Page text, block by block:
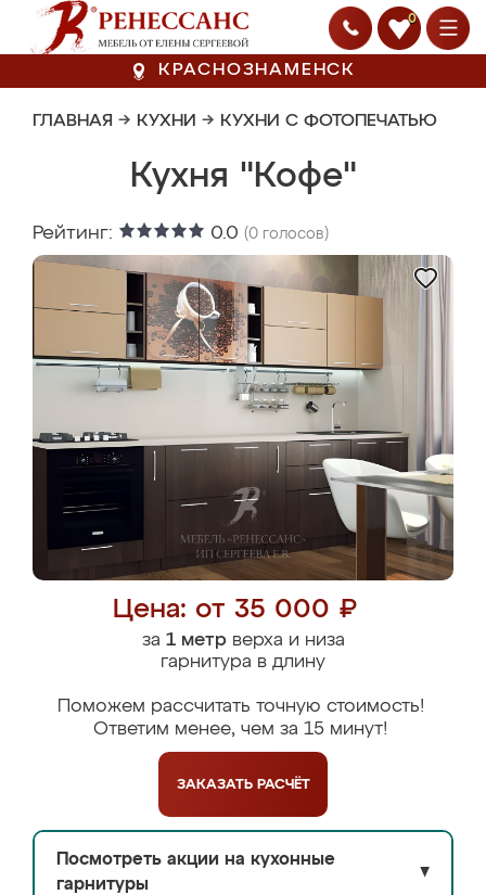
0
КРАСНОЗНАМЕНСК
ГЛАВНАЯ → КУХНИ → КУХНИ С ФОТОПЕЧАТЬЮ
Кухня "Кофе"
Рейтинг: 0.0 (0 голосов)
Цена: от 35 000 ₽
за 1 метрверха и низа
гарнитура в длину
Поможем рассчитать точную стоимость!
Ответим менее, чем за 15 минут!
ЗАКАЗАТЬ РАСЧЁТ
Посмотреть акции на кухонные
гарнитуры
▼